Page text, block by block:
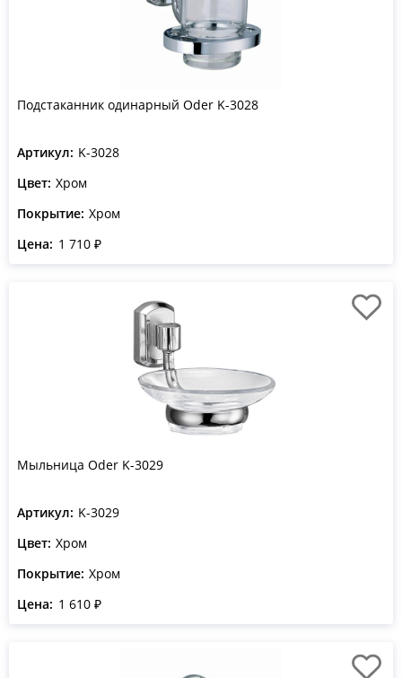
Подстаканник одинарный Oder K-3028
Артикул: K-3028
Цвет: Хром
Покрытие: Хром
Цена: 1 710 ₽
Мыльница Oder K-3029
Артикул: K-3029
Цвет: Хром
Покрытие: Хром
Цена: 1 610 ₽